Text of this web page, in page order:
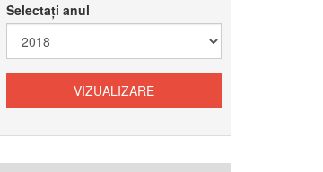
Selectați anul